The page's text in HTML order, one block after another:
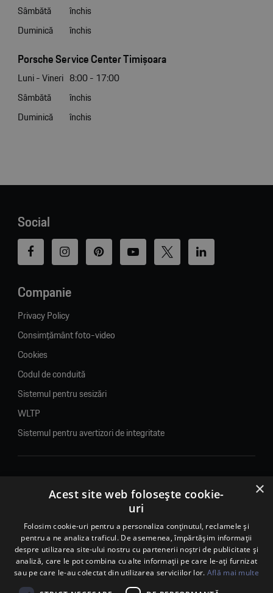
Sâmbătă
închis
Duminică
închis
Porsche Service Center Timișoara
Luni - Vineri 8:00 - 17:00
Sâmbătă
închis
Duminică
închis
Social
Companie
Privacy Policy
Consimțământ foto-video
Cookies
Codul de conduită
Sistemul pentru sesizări
WLTP
Sistemul pentru avertizori de integritate
© 2026. Porsche Inter Auto Romania. Toate drepturile rezervate.
Porsche Inter Auto Romania SRL
RO22188461 J2007002067233
B-dul Pipera, nr. 2, Sala 1, Etaj 2, Voluntari, jud.Ilfov - sediu
social
B-dul Pipera, nr. 1/X, Centrul Porsche București – PCB,
Voluntari, jud. Ilfov – punct de lucru
×
Acest site web folosește cookie-
uri
Folosim cookie-uri pentru a personaliza conținutul, reclamele și
pentru a ne analiza traficul. De asemenea, împărtășim informații
despre utilizarea site-ului nostru cu partenerii noștri de publicitate și
analiză, care le pot combina cu alte informații pe care le-ați furnizat
sau pe care le-au colectat din utilizarea serviciilor lor. Află mai multe